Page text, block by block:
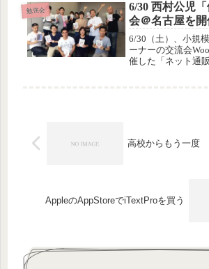
勉強会
6/30 西村公児
会＠名古屋を開
6/30（土）、小規
ーナーの交流会
催した「ネット通
高校からもう一度
AppleのAppStoreでiTextProを買う